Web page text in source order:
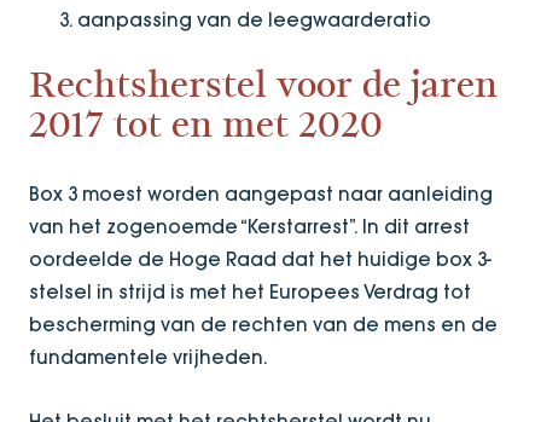
aanpassing van de leegwaarderatio
Rechtsherstel voor de jaren
2017 tot en met 2020
Box 3 moest worden aangepast naar aanleiding
van het zogenoemde “Kerstarrest”. In dit arrest
oordeelde de Hoge Raad dat het huidige box 3-
stelsel in strijd is met het Europees Verdrag tot
bescherming van de rechten van de mens en de
fundamentele vrijheden.